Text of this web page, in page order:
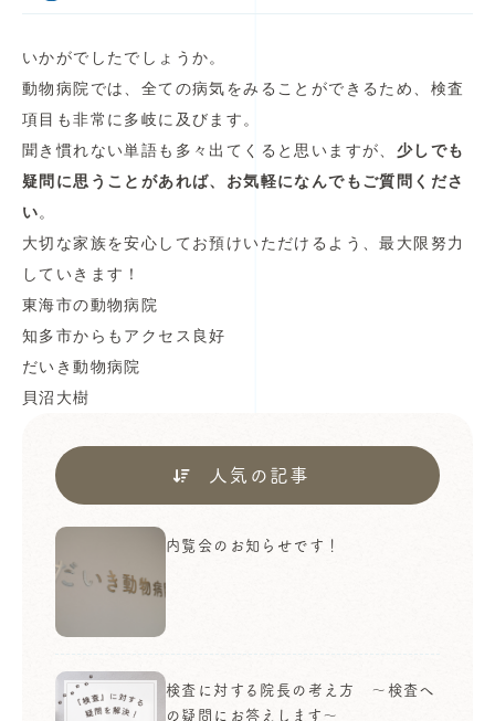
いかがでしたでしょうか。
動物病院では、全ての病気をみることができるため、検査
項目も非常に多岐に及びます。
聞き慣れない単語も多々出てくると思いますが、 少しでも
疑問に思うことがあれば、お気軽になんでもご質問くださ
い。
大切な家族を安心してお預けいただけるよう、最大限努力
していきます！
東海市の動物病院
知多市からもアクセス良好
だいき動物病院
貝沼大樹
人気の記事
内覧会のお知らせです！
検査に対する院長の考え方 ～検査へ
の疑問にお答えします～